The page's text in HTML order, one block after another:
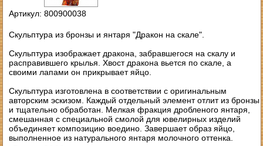
Артикул: 800900038
Скульптура из бронзы и янтаря "Дракон на скале".
Скульптура изображает дракона, забравшегося на скалу и
расправившего крылья. Хвост дракона вьется по скале, а
своими лапами он прикрывает яйцо.
Скульптура изготовлена в соответствии с оригинальным
авторским эскизом. Каждый отдельный элемент отлит из бронзы
и тщательно обработан. Мелкая фракция дробленого янтаря,
смешанная с специальной смолой для ювелирных изделий
объединяет композицию воедино. Завершает образ яйцо,
выполненное из натурального янтаря молочного оттенка.